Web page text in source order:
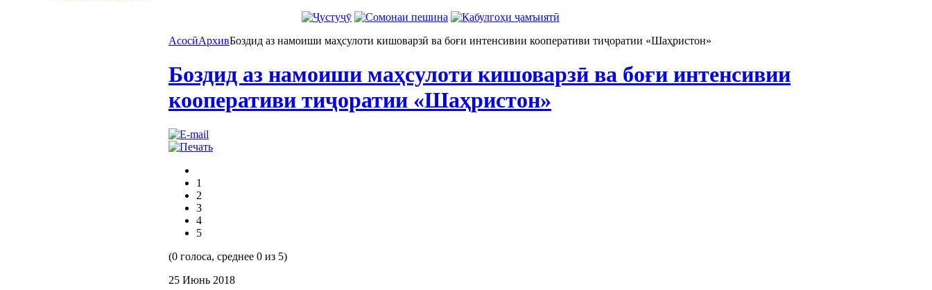
АсосӣАрхивБоздид аз намоиши маҳсулоти кишоварзӣ ва боғи интенсивии кооперативи тиҷоратии «Шаҳристон»
Боздид аз намоиши маҳсулоти кишоварзӣ ва боғи интенсивии
кооперативи тиҷоратии «Шаҳристон»
1
2
3
4
5
(0 голоса, среднее 0 из 5)
25 Июнь 2018